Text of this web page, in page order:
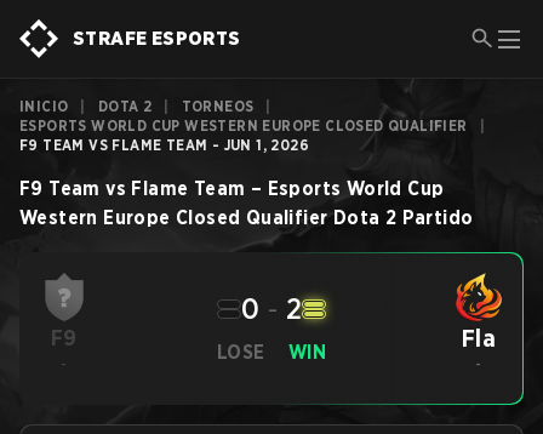
STRAFE ESPORTS
INICIO DOTA 2 TORNEOS
ESPORTS WORLD CUP WESTERN EUROPE CLOSED QUALIFIER
F9 TEAM VS FLAME TEAM - JUN 1, 2026
F9 Team vs Flame Team – Esports World Cup
Western Europe Closed Qualifier Dota 2 Partido
F9
-
LOSE
0 - 2
WIN Fla
-